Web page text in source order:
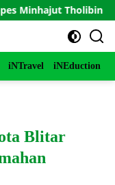
Tholibin
iNTravel iNEduction
Blitar